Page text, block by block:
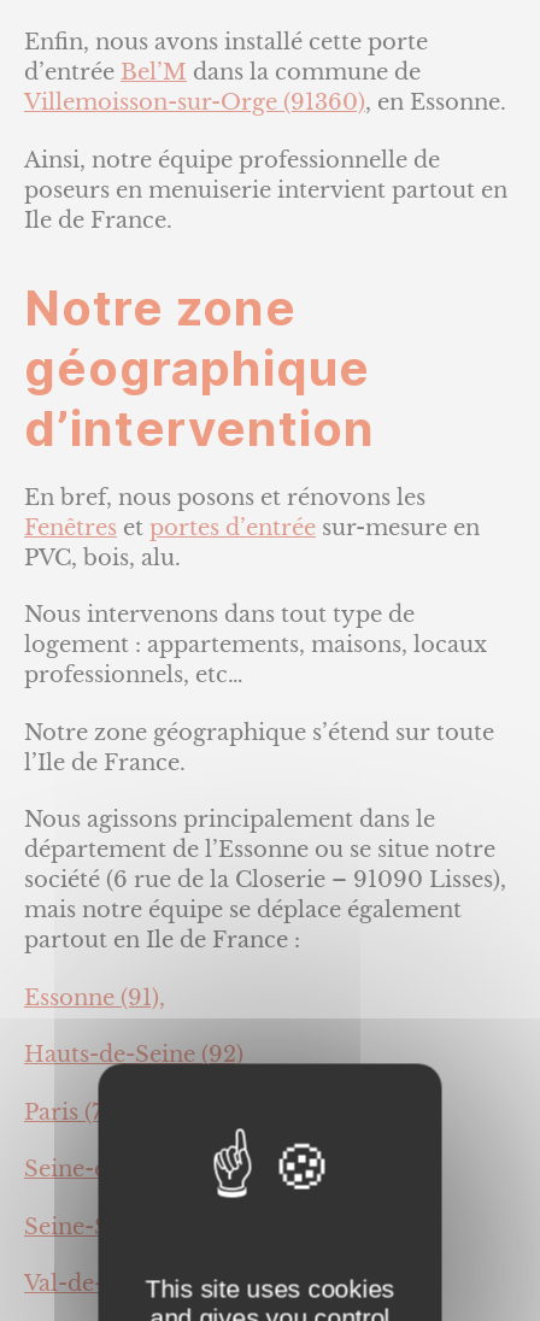
Enfin, nous avons installé cette porte
d’entrée Bel’M dans la commune de
Villemoisson-sur-Orge (91360), en Essonne.
Ainsi, notre équipe professionnelle de
poseurs en menuiserie intervient partout en
Ile de France.
Notre zone
géographique
d’intervention
En bref, nous posons et rénovons les
Fenêtres et portes d’entrée sur-mesure en
PVC, bois, alu.
Nous intervenons dans tout type de
logement : appartements, maisons, locaux
professionnels, etc…
Notre zone géographique s’étend sur toute
l’Ile de France.
Nous agissons principalement dans le
département de l’Essonne ou se situe notre
société (6 rue de la Closerie – 91090 Lisses),
mais notre équipe se déplace également
partout en Ile de France :
Essonne (91),
Hauts-de-Seine (92)
Paris (75),
Seine-et-Marne (77),
Seine-Saint-Denis (93),
Val-de-Marne (94),This site uses cookies